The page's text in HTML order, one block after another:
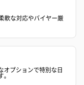
け可能日が通常より
軟な対応やバイヤー厳
オプションで特別な日
。